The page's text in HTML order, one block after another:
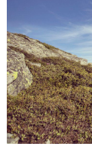
Nákup pro kolektiv
Doprava a platba
Obchodní podmínky
Reklamace
O nás
Moje